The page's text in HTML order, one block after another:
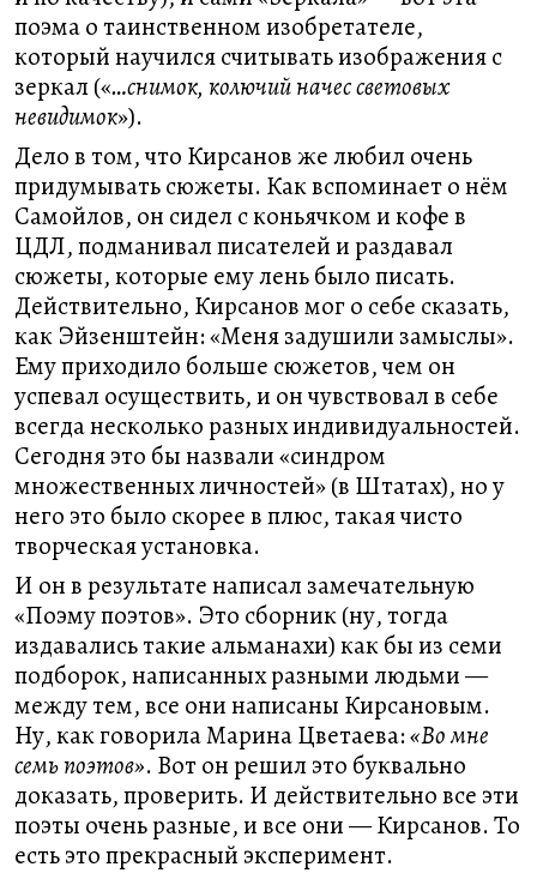
поэма о таинственном изобретателе,
который научился считывать изображения с
зеркал («…снимок, колючий начес световых
невидимок»).
Дело в том, что Кирсанов же любил очень
придумывать сюжеты. Как вспоминает о нём
Самойлов, он сидел с коньячком и кофе в
ЦДЛ, подманивал писателей и раздавал
сюжеты, которые ему лень было писать.
Действительно, Кирсанов мог о себе сказать,
как Эйзенштейн: «Меня задушили замыслы».
Ему приходило больше сюжетов, чем он
успевал осуществить, и он чувствовал в себе
всегда несколько разных индивидуальностей.
Сегодня это бы назвали «синдром
множественных личностей» (в Штатах), но у
него это было скорее в плюс, такая чисто
творческая установка.
И он в результате написал замечательную
«Поэму поэтов». Это сборник (ну, тогда
издавались такие альманахи) как бы из семи
подборок, написанных разными людьми —
между тем, все они написаны Кирсановым.
Ну, как говорила Марина Цветаева:«Во мне
семь поэтов». Вот он решил это буквально
доказать, проверить. И действительно все эти
поэты очень разные, и все они — Кирсанов. То
есть это прекрасный эксперимент.